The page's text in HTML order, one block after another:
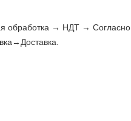
обработка → НДТ → Согласно